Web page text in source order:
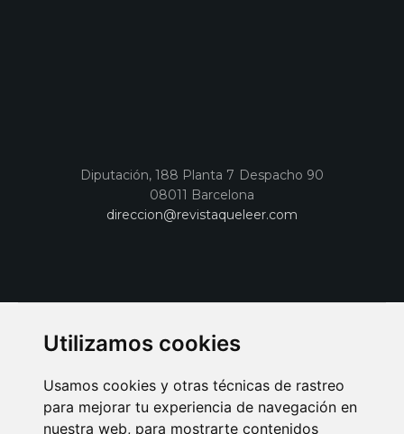
Utilizamos cookies
Usamos cookies y otras técnicas de rastreo
para mejorar tu experiencia de navegación en
nuestra web, para mostrarte contenidos
Diputación, 188 Planta 7 Despacho 90
08011 Barcelona
direccion@revistaqueleer.com